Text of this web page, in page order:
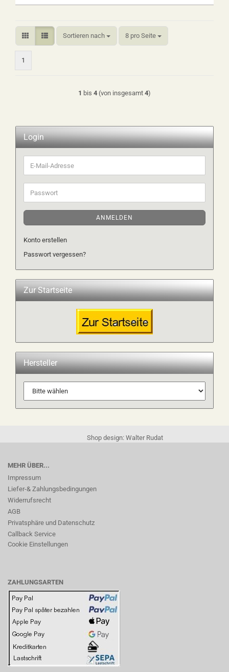
Sortieren nach
Sortieren nach 8 pro Seite
pro Seite
1
1 bis 4 (von insgesamt 4)
Login
E-
Mail-
Adresse
Passwort
ANMELDEN
Konto erstellen
Passwort vergessen?
Zur Startseite
Hersteller
Shop design: Walter Rudat
MEHR ÜBER...
Impressum
Liefer-& Zahlungsbedingungen
Widerrufsrecht
AGB
Privatsphäre und Datenschutz
Callback Service
Cookie Einstellungen
ZAHLUNGSARTEN